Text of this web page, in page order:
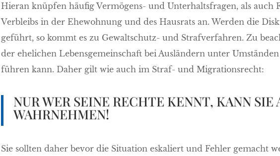
Hieran knüpfen häufig Vermögens- und Unterhaltsfragen, als auch
Verbleibs in der Ehewohnung und des Hausrats an. Werden die
geführt, so kommt es zu Gewaltschutz- und Strafverfahren. Zu
der ehelichen Lebensgemeinschaft bei Ausländern unter
führen kann. Daher gilt wie auch im Straf- und Migrationsrecht:
NUR WER SEINE RECHTE KENNT, KANN SIE
WAHRNEHMEN!
Sie sollten daher bevor die Situation eskaliert und Fehler gemacht